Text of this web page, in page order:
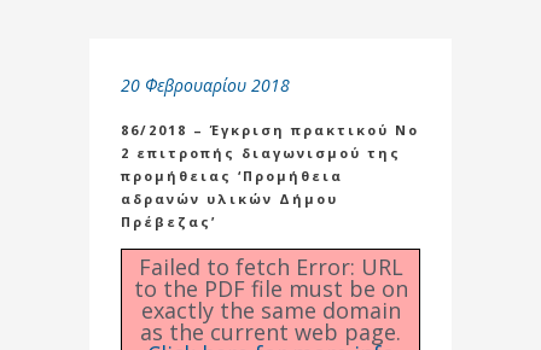
20 Φεβρουαρίου 2018
86/2018 – Έγκριση πρακτικού Νο
2 επιτροπής διαγωνισμού της
προμήθειας ‘Προμήθεια
αδρανών υλικών Δήμου
Πρέβεζας’
Failed to fetch Error: URL
to the PDF file must be on
exactly the same domain
as the current web page.